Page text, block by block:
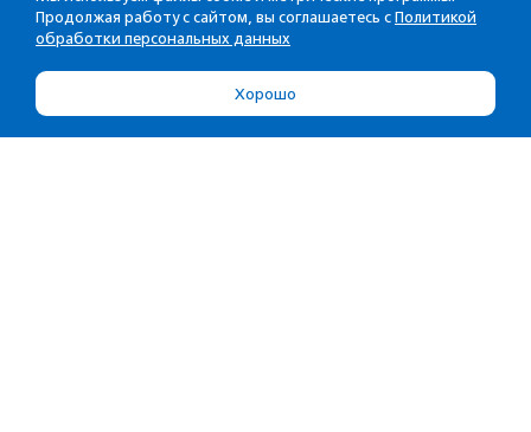
Продолжая работу с сайтом, вы соглашаетесь с Политикой
обработки персональных данных
Хорошо